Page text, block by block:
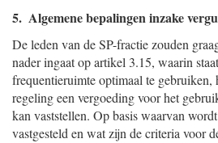
5. Algemene bepalingen inzake
De leden van de SP-fractie zouden
nader ingaat op artikel 3.15, waarin
frequentieruimte optimaal te
regeling een vergoeding voor het
kan vaststellen. Op basis waarvan
vastgesteld en wat zijn de criteria voor